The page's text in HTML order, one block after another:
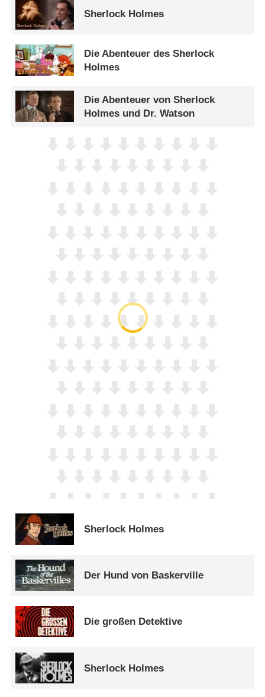
Sherlock Holmes
Die Abenteuer des Sherlock
Holmes
Die Abenteuer von Sherlock
Holmes und Dr. Watson
Sherlock Holmes
Der Hund von Baskerville
Die großen Detektive
Sherlock Holmes